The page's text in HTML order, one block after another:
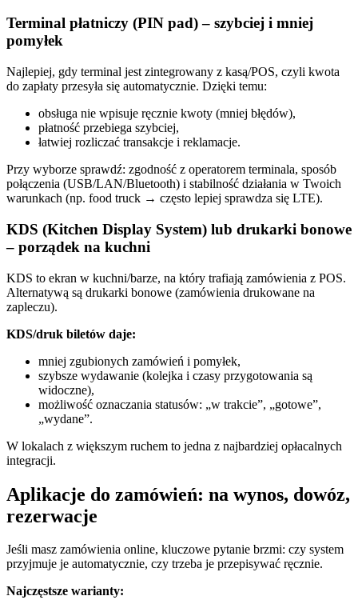
Terminal płatniczy (PIN pad) – szybciej i mniej
pomyłek
Najlepiej, gdy terminal jest zintegrowany z kasą/POS, czyli kwota
do zapłaty przesyła się automatycznie. Dzięki temu:
obsługa nie wpisuje ręcznie kwoty (mniej błędów),
płatność przebiega szybciej,
łatwiej rozliczać transakcje i reklamacje.
Przy wyborze sprawdź: zgodność z operatorem terminala, sposób
połączenia (USB/LAN/Bluetooth) i stabilność działania w Twoich
warunkach (np. food truck → często lepiej sprawdza się LTE).
KDS (Kitchen Display System) lub drukarki bonowe
– porządek na kuchni
KDS to ekran w kuchni/barze, na który trafiają zamówienia z POS.
Alternatywą są drukarki bonowe (zamówienia drukowane na
zapleczu).
KDS/druk biletów daje:
mniej zgubionych zamówień i pomyłek,
szybsze wydawanie (kolejka i czasy przygotowania są
widoczne),
możliwość oznaczania statusów: „w trakcie”, „gotowe”,
„wydane”.
W lokalach z większym ruchem to jedna z najbardziej opłacalnych
integracji.
Aplikacje do zamówień: na wynos, dowóz,
rezerwacje
Jeśli masz zamówienia online, kluczowe pytanie brzmi: czy system
przyjmuje je automatycznie, czy trzeba je przepisywać ręcznie.
Najczęstsze warianty: